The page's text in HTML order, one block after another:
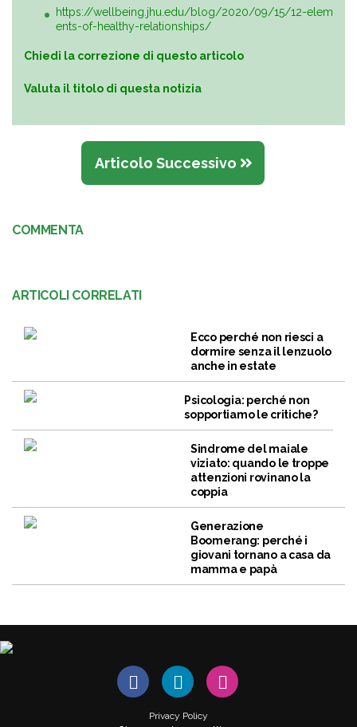
https://wellbeing.jhu.edu/blog/2020/09/15/12-elem
ents-of-healthy-relationships/
Chiedi la correzione di questo articolo
Valuta il titolo di questa notizia
Articolo Successivo
COMMENTA
ARTICOLI CORRELATI
Ecco perché non riesci a
dormire senza il lenzuolo
anche in estate
Psicologia: perché non
sopportiamo le critiche?
Sindrome del maiale
viziato: quando le troppe
attenzioni rovinano la
coppia
Generazione
Boomerang: perché i
giovani tornano a casa da
mamma e papà
Privacy Policy